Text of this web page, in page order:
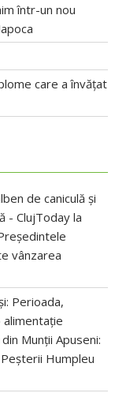
într-un nou
care a învățat
de caniculă și
- ClujToday la
vânzarea
Perioada,
Munții Apuseni:
Humpleu